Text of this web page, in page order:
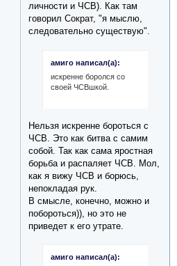
личности и ЧСВ). Как там
говорил Сократ, "я мыслю,
следовательно существую".
амиго написал(а):
искренне боролся со
своей ЧСВшкой.
Нельзя искренне бороться с
ЧСВ. Это как битва с самим
собой. Так как сама яростная
борьба и распаляет ЧСВ. Мол,
как я вижу ЧСВ и борюсь,
непокладая рук.
В смысле, конечно, можно и
побороться)), но это не
приведет к его утрате.
амиго написал(а):